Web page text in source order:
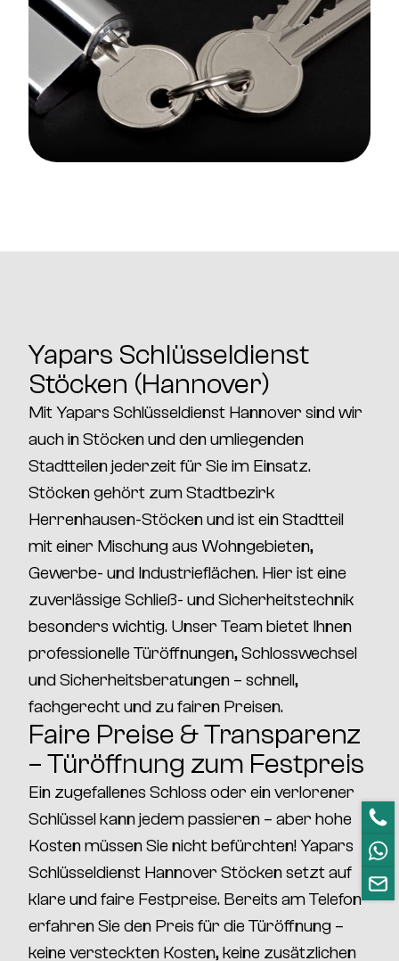
Yapars Schlüsseldienst
Stöcken (Hannover)
MitYapars Schlüsseldienst Hannover sind wir
auch inStöckenund den umliegenden
Stadtteilen jederzeit für Sie im Einsatz.
Stöckengehört zum Stadtbezirk
Herrenhausen-Stöckenund ist ein Stadtteil
mit einer Mischung aus Wohngebieten,
Gewerbe- und Industrieflächen. Hier ist eine
zuverlässige Schließ- und Sicherheitstechnik
besonders wichtig. Unser Team bietet Ihnen
professionelle Türöffnungen, Schlosswechsel
und Sicherheitsberatungen – schnell,
fachgerecht und zu fairen Preisen.
Faire Preise & Transparenz
– Türöffnung zum Festpreis
Ein zugefallenes Schloss oder ein verlorener
Schlüssel kann jedem passieren – aber hohe
Kosten müssen Sie nicht befürchten!Yapars
Schlüsseldienst Hannover Stöckensetzt auf
klare und faire Festpreise. Bereits am Telefon
erfahren Sie den Preis für die Türöffnung –
keine versteckten Kosten, keine zusätzlichen